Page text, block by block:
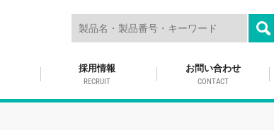
採用情報
RECRUIT
お問い合わせ
CONTACT